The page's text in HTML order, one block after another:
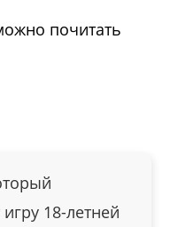
почитать
18-летней